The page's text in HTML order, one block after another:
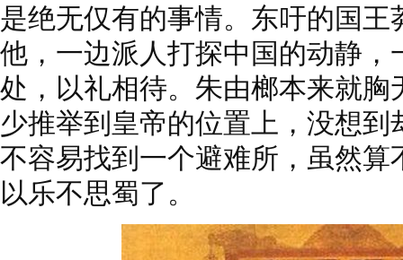
是绝无仅有的事情。东吁的国
他，一边派人打探中国的动静，
处，以礼相待。朱由榔本来就胸
少推举到皇帝的位置上，没想
不容易找到一个避难所，虽然算
以乐不思蜀了。